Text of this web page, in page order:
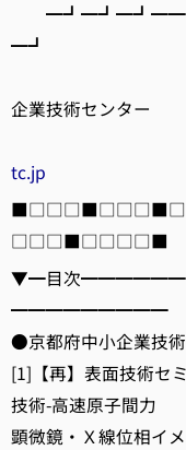
━┛
編集/発
企業技術センター
tc.jp
□□□■□□□□■
▼━目次
━━━━━━━━━
●京都府中小企業技
[1]【再】表面技術セ
技術-高速原子間力
顕微鏡・Ｘ線位相イ